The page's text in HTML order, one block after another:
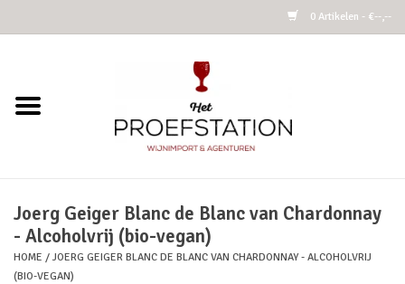
0 Artikelen - €--,--
Cider
Joerg Geiger Blanc de Blanc van Chardonnay
- Alcoholvrij (bio-vegan)
HOME / JOERG GEIGER BLANC DE BLANC VAN CHARDONNAY - ALCOHOLVRIJ
(BIO-VEGAN)